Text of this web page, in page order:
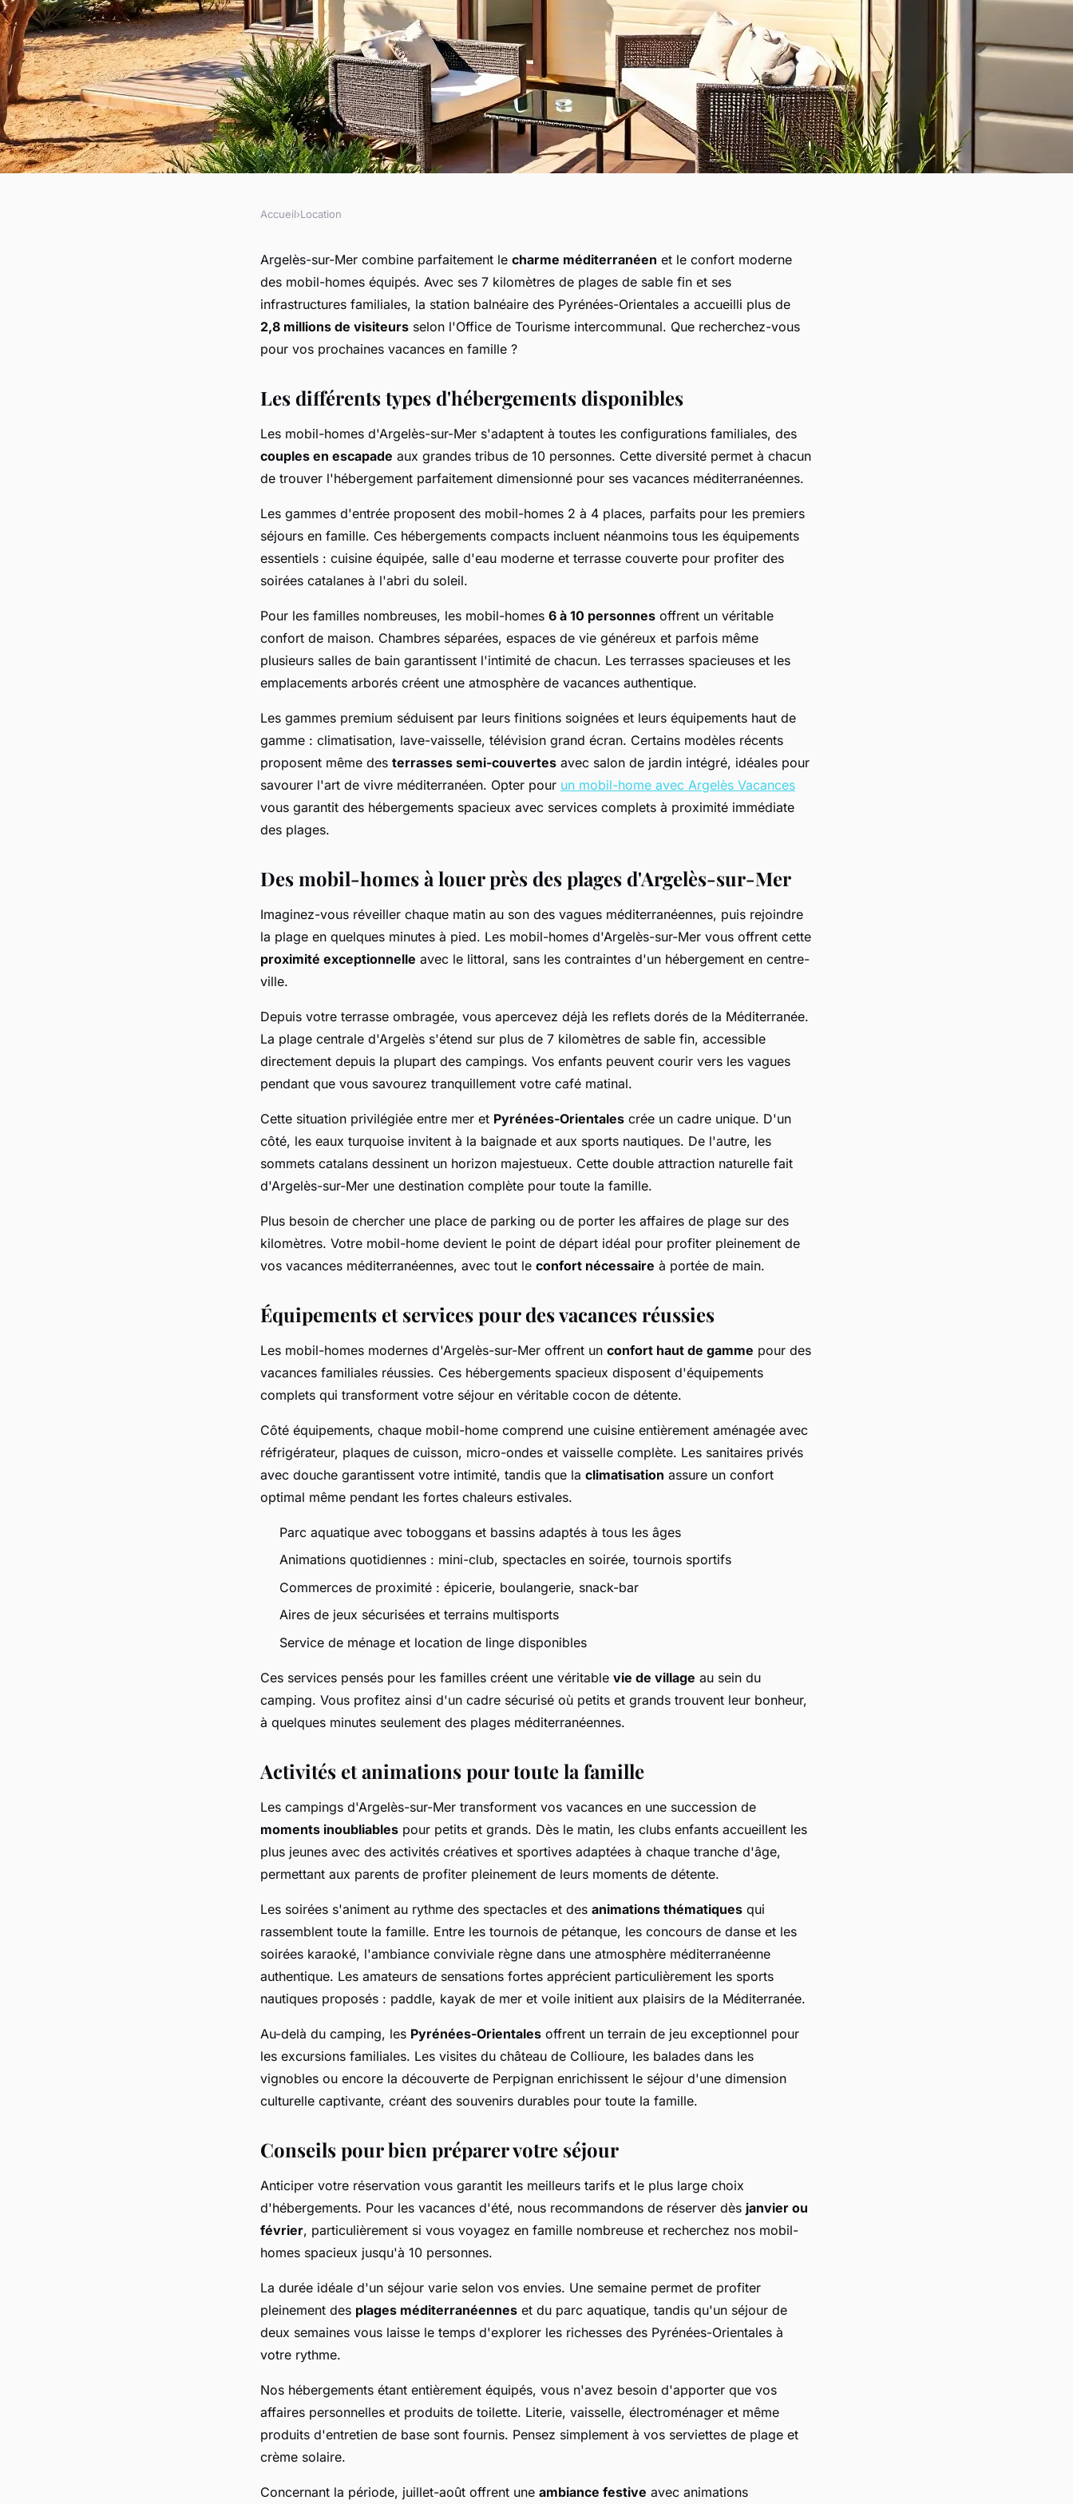
Location mobil-home à Argelès-sur-
Mer : votre escapade idéale
Accueil›Location
Argelès-sur-Mer combine parfaitement le charme méditerranéen et le confort moderne
des mobil-homes équipés. Avec ses 7 kilomètres de plages de sable fin et ses
infrastructures familiales, la station balnéaire des Pyrénées-Orientales a accueilli plus de
2,8 millions de visiteurs selon l'Office de Tourisme intercommunal. Que recherchez-vous
pour vos prochaines vacances en famille ?
Les différents types d'hébergements disponibles
Les mobil-homes d'Argelès-sur-Mer s'adaptent à toutes les configurations familiales, des
couples en escapade aux grandes tribus de 10 personnes. Cette diversité permet à chacun
de trouver l'hébergement parfaitement dimensionné pour ses vacances méditerranéennes.
Les gammes d'entrée proposent des mobil-homes 2 à 4 places, parfaits pour les premiers
séjours en famille. Ces hébergements compacts incluent néanmoins tous les équipements
essentiels : cuisine équipée, salle d'eau moderne et terrasse couverte pour profiter des
soirées catalanes à l'abri du soleil.
Pour les familles nombreuses, les mobil-homes 6 à 10 personnes offrent un véritable
confort de maison. Chambres séparées, espaces de vie généreux et parfois même
plusieurs salles de bain garantissent l'intimité de chacun. Les terrasses spacieuses et les
emplacements arborés créent une atmosphère de vacances authentique.
Les gammes premium séduisent par leurs finitions soignées et leurs équipements haut de
gamme : climatisation, lave-vaisselle, télévision grand écran. Certains modèles récents
proposent même des terrasses semi-couvertes avec salon de jardin intégré, idéales pour
savourer l'art de vivre méditerranéen. Opter pour un mobil-home avec Argelès Vacances
vous garantit des hébergements spacieux avec services complets à proximité immédiate
des plages.
Des mobil-homes à louer près des plages d'Argelès-sur-Mer
Imaginez-vous réveiller chaque matin au son des vagues méditerranéennes, puis rejoindre
la plage en quelques minutes à pied. Les mobil-homes d'Argelès-sur-Mer vous offrent cette
proximité exceptionnelle avec le littoral, sans les contraintes d'un hébergement en centre-
ville.
Depuis votre terrasse ombragée, vous apercevez déjà les reflets dorés de la Méditerranée.
La plage centrale d'Argelès s'étend sur plus de 7 kilomètres de sable fin, accessible
directement depuis la plupart des campings. Vos enfants peuvent courir vers les vagues
pendant que vous savourez tranquillement votre café matinal.
Cette situation privilégiée entre mer et Pyrénées-Orientales crée un cadre unique. D'un
côté, les eaux turquoise invitent à la baignade et aux sports nautiques. De l'autre, les
sommets catalans dessinent un horizon majestueux. Cette double attraction naturelle fait
d'Argelès-sur-Mer une destination complète pour toute la famille.
Plus besoin de chercher une place de parking ou de porter les affaires de plage sur des
kilomètres. Votre mobil-home devient le point de départ idéal pour profiter pleinement de
vos vacances méditerranéennes, avec tout le confort nécessaire à portée de main.
Équipements et services pour des vacances réussies
Les mobil-homes modernes d'Argelès-sur-Mer offrent un confort haut de gamme pour des
vacances familiales réussies. Ces hébergements spacieux disposent d'équipements
complets qui transforment votre séjour en véritable cocon de détente.
Côté équipements, chaque mobil-home comprend une cuisine entièrement aménagée avec
réfrigérateur, plaques de cuisson, micro-ondes et vaisselle complète. Les sanitaires privés
avec douche garantissent votre intimité, tandis que la climatisation assure un confort
optimal même pendant les fortes chaleurs estivales.
Parc aquatique avec toboggans et bassins adaptés à tous les âges
Animations quotidiennes : mini-club, spectacles en soirée, tournois sportifs
Commerces de proximité : épicerie, boulangerie, snack-bar
Aires de jeux sécurisées et terrains multisports
Service de ménage et location de linge disponibles
Ces services pensés pour les familles créent une véritable vie de village au sein du
camping. Vous profitez ainsi d'un cadre sécurisé où petits et grands trouvent leur bonheur,
à quelques minutes seulement des plages méditerranéennes.
Activités et animations pour toute la famille
Les campings d'Argelès-sur-Mer transforment vos vacances en une succession de
moments inoubliables pour petits et grands. Dès le matin, les clubs enfants accueillent les
plus jeunes avec des activités créatives et sportives adaptées à chaque tranche d'âge,
permettant aux parents de profiter pleinement de leurs moments de détente.
Les soirées s'animent au rythme des spectacles et des animations thématiques qui
rassemblent toute la famille. Entre les tournois de pétanque, les concours de danse et les
soirées karaoké, l'ambiance conviviale règne dans une atmosphère méditerranéenne
authentique. Les amateurs de sensations fortes apprécient particulièrement les sports
nautiques proposés : paddle, kayak de mer et voile initient aux plaisirs de la Méditerranée.
Au-delà du camping, les Pyrénées-Orientales offrent un terrain de jeu exceptionnel pour
les excursions familiales. Les visites du château de Collioure, les balades dans les
vignobles ou encore la découverte de Perpignan enrichissent le séjour d'une dimension
culturelle captivante, créant des souvenirs durables pour toute la famille.
Conseils pour bien préparer votre séjour
Anticiper votre réservation vous garantit les meilleurs tarifs et le plus large choix
d'hébergements. Pour les vacances d'été, nous recommandons de réserver dès janvier ou
février, particulièrement si vous voyagez en famille nombreuse et recherchez nos mobil-
homes spacieux jusqu'à 10 personnes.
La durée idéale d'un séjour varie selon vos envies. Une semaine permet de profiter
pleinement des plages méditerranéennes et du parc aquatique, tandis qu'un séjour de
deux semaines vous laisse le temps d'explorer les richesses des Pyrénées-Orientales à
votre rythme.
Nos hébergements étant entièrement équipés, vous n'avez besoin d'apporter que vos
affaires personnelles et produits de toilette. Literie, vaisselle, électroménager et même
produits d'entretien de base sont fournis. Pensez simplement à vos serviettes de plage et
crème solaire.
Concernant la période, juillet-août offrent une ambiance festive avec animations